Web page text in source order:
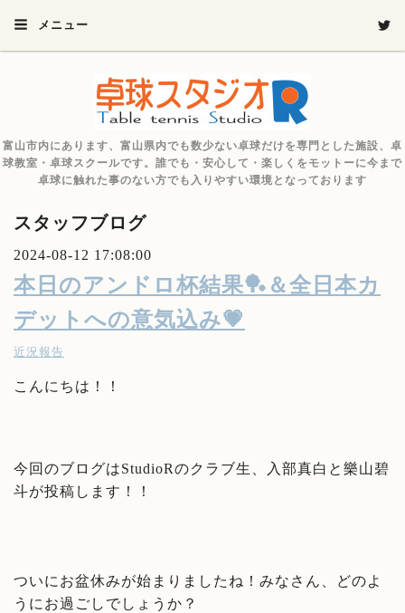
メニュー
富山市内にあります、富山県内でも数少ない卓球だけを専門とした施設、卓
球教室・卓球スクールです。誰でも・安心して・楽しくをモットーに今まで
卓球に触れた事のない方でも入りやすい環境となっております
スタッフブログ
2024-08-12 17:08:00
本日のアンドロ杯結果🏓＆全日本カ
デットへの意気込み💗
近況報告
こんにちは！！
今回のブログはStudioRのクラブ生、入部真白と樂山碧
斗が投稿します！！
ついにお盆休みが始まりましたね！みなさん、どのよ
うにお過ごしでしょうか？